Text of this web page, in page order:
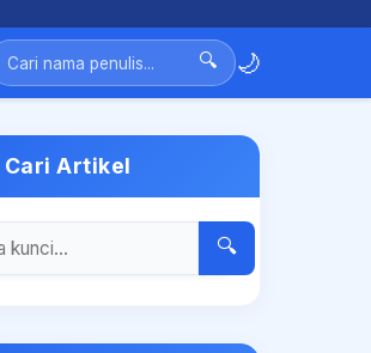
🔍 🌙
Cari Artikel
🔍